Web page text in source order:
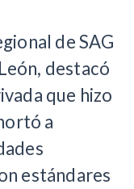
de SAG
destacó
que hizo
a
estándares